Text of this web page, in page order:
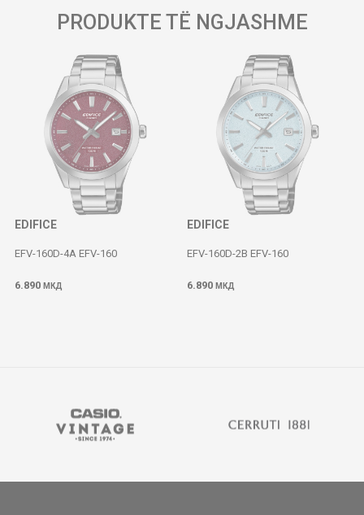
PRODUKTE TË NGJASHME
EDIFICE
EFV-160D-4A EFV-160
6.890 МКД
EDIFICE
EFV-160D-2B EFV-160
6.890 МКД